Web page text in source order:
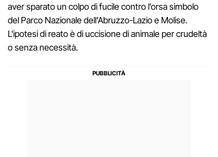
aver sparato un colpo di fucile contro l’orsasimbolo
del Parco Nazionale dell'Abruzzo-Lazio e Molise.
L'ipotesi di reato è di uccisione di animale per crudeltà
o senza necessità.